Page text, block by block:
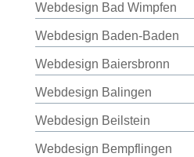
Webdesign Bad Wimpfen
Webdesign Baden-Baden
Webdesign Baiersbronn
Webdesign Balingen
Webdesign Beilstein
Webdesign Bempflingen